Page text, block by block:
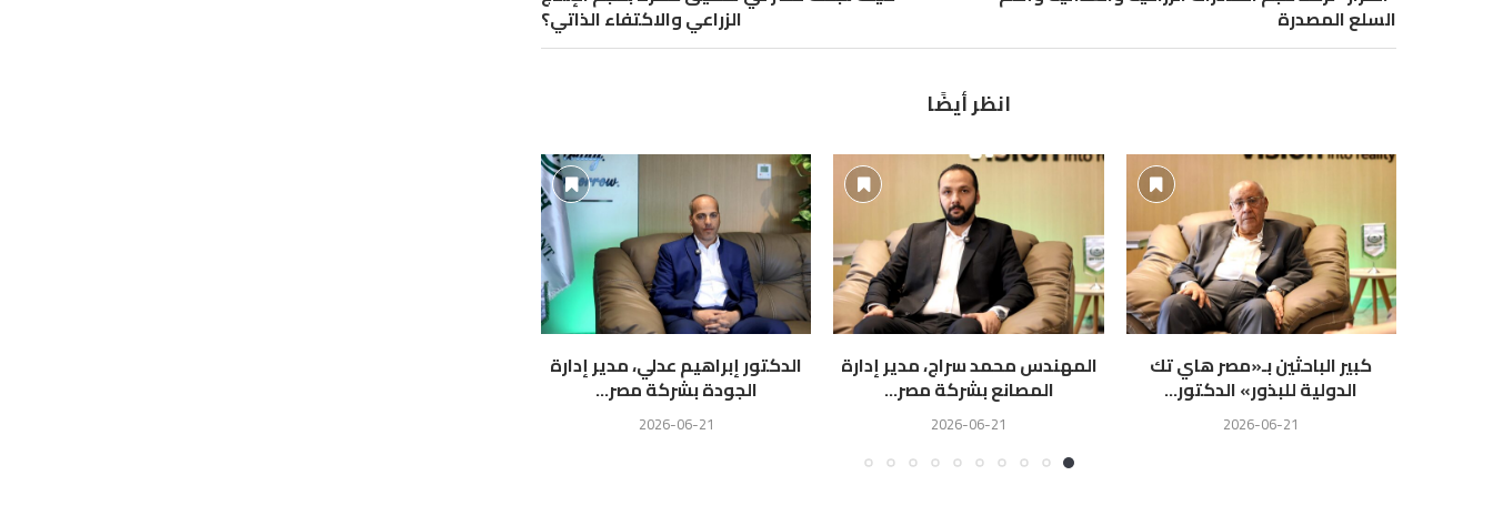
السلع المصدرة الزراعي والاكتفاء الذاتي؟
انظر أيضًا
كبير الباحثين بـ«مصر هاي تك
الدولية للبذور» الدكتور...
2026-06-21
المهندس محمد سراج، مدير إدارة
المصانع بشركة مصر...
2026-06-21
الدكتور إبراهيم عدلي، مدير إدارة
الجودة بشركة مصر...
2026-06-21